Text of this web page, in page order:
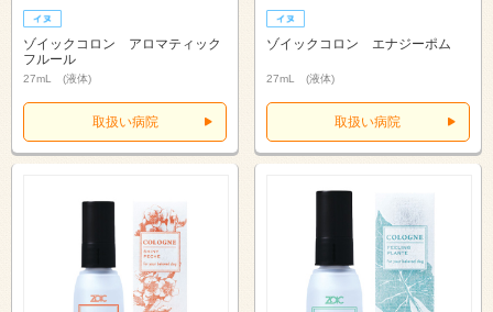
ゾイックコロン アロマティック
フルール
27mL (液体)
取扱い病院
ゾイックコロン エナジーポム
27mL (液体)
取扱い病院